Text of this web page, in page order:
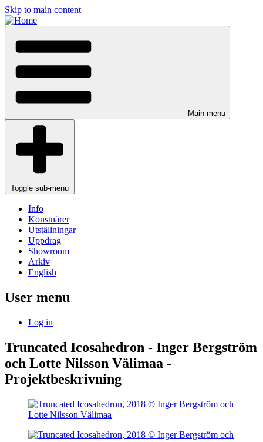
Skip to main content
Main menu
Toggle sub-menu
Info
Konstnärer
Utställningar
Uppdrag
Showroom
Arkiv
English
User menu
Log in
Truncated Icosahedron - Inger Bergström
och Lotte Nilsson Välimaa -
Projektbeskrivning